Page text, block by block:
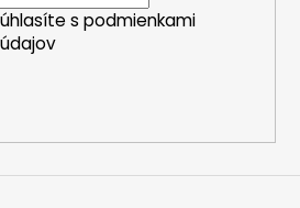
s podmienkami